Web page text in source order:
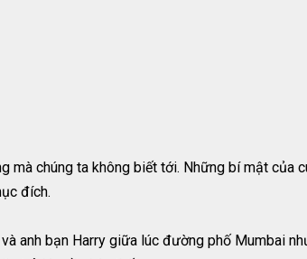
chúng ta không biết tới. Những bí mật của
đích.
anh bạn Harry giữa lúc đường phố Mumbai